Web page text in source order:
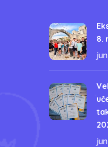
8.